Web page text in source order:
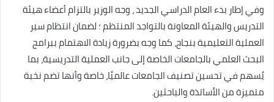
وفي إطار بدء العام الدراسي الجديد ، وجه الوزير بالتزام أعضاء هيئة
التدريس والهيئة المعاونة بالتواجد المنتظم ؛ لضمان انتظام سير
العملية التعليمية بنجاح، كما وجه بضرورة زيادة الاهتمام ببرامج
البحث العلمي بالجامعات الخاصة إلى جانب العملية التدريسية، بما
يُسهم في تحسين تصنيف الجامعات عالميًا، خاصة وأنها تضم نخبة
متميزة من الأساتذة والباحثين.